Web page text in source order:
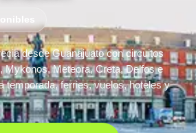
desde Guanajuato con circuitos
Mykonos, Meteora, Creta, Delfos e
temporada, ferries, vuelos, hoteles y